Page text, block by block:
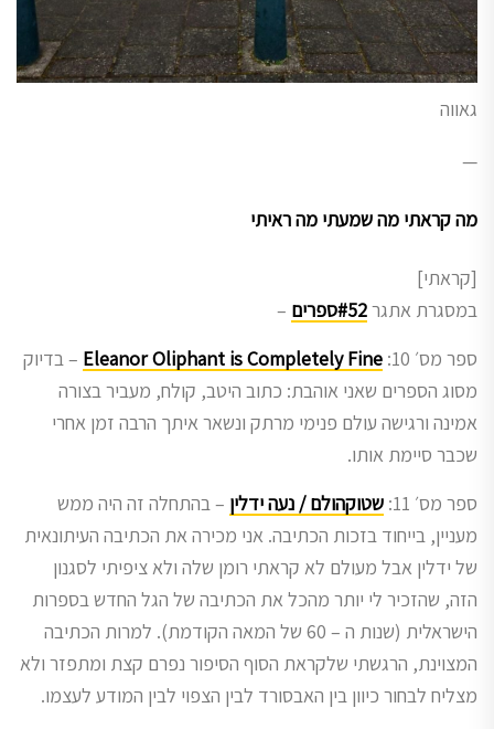
גאווה
—
מה קראתי מה שמעתי מה ראיתי
[קראתי]
במסגרת אתגר#52ספרים
–
ספר מס׳ 10:
Eleanor Oliphant is Completely Fine – בדיוק
מסוג הספרים שאני אוהבת: כתוב היטב, קולח, מעביר בצורה
אמינה ורגישה עולם פנימי מרתק ונשאר איתך הרבה זמן אחרי
שכבר סיימת אותו.
ספר מס׳ 11:
שטוקהולם / נעה ידלין – בהתחלה זה היה ממש
מעניין, בייחוד בזכות הכתיבה. אני מכירה את הכתיבה העיתונאית
של ידלין אבל מעולם לא קראתי רומן שלה ולא ציפיתי לסגנון
הזה, שהזכיר לי יותר מהכל את הכתיבה של הגל החדש בספרות
הישראלית (שנות ה – 60 של המאה הקודמת). למרות הכתיבה
המצוינת, הרגשתי שלקראת הסוף הסיפור נפרם קצת ומתפזר ולא
מצליח לבחור כיוון בין האבסורד לבין הצפוי לבין המודע לעצמו.